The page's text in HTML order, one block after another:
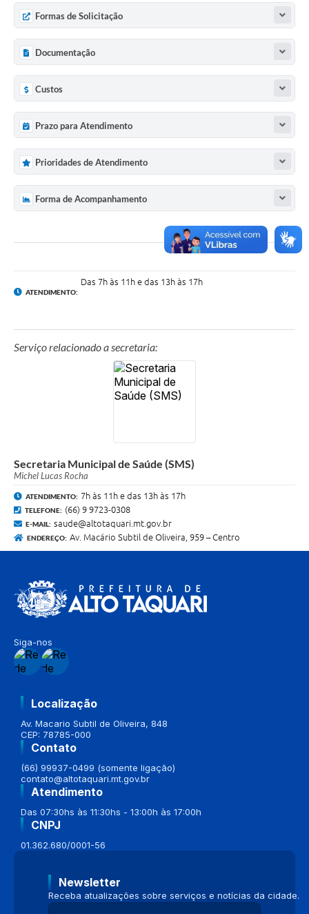
Formas de Solicitação
Documentação
Custos
Prazo para Atendimento
Prioridades de Atendimento
Forma de Acompanhamento
ATENDIMENTO:
Das 7h às 11h e das 13h às 17h
Serviço relacionado a secretaria:
Secretaria Municipal de Saúde (SMS)
Michel Lucas Rocha
ATENDIMENTO: 7h às 11h e das 13h às 17h
TELEFONE: (66) 9 9723-0308
E-MAIL: saude@altotaquari.mt.gov.br
ENDEREÇO: Av. Macário Subtil de Oliveira, 959 – Centro
Siga-nos
Localização
Av. Macario Subtil de Oliveira, 848
CEP: 78785-000
Contato
(66) 99937-0499 (somente ligação)
contato@altotaquari.mt.gov.br
Atendimento
Das 07:30hs às 11:30hs - 13:00h às 17:00h
CNPJ
01.362.680/0001-56
Newsletter
Receba atualizações sobre serviços e notícias da cidade.